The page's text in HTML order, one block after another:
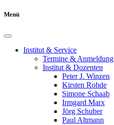
Menü
Institut & Service
Termine & Anmeldung
Institut & Dozenten
Peter J. Winzen
Kirsten Rohde
Simone Schaab
Irmgard Marx
Jörg Schuber
Paul Altmann